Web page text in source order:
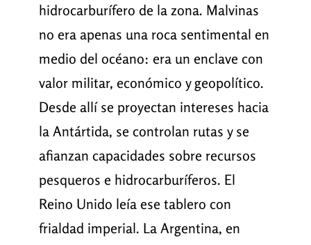
hidrocarburífero de la zona. Malvinas
no era apenas una roca sentimental en
medio del océano: era un enclave con
valor militar, económico y geopolítico.
Desde allí se proyectan intereses hacia
la Antártida, se controlan rutas y se
afianzan capacidades sobre recursos
pesqueros e hidrocarburíferos. El
Reino Unido leía ese tablero con
frialdad imperial. La Argentina, en